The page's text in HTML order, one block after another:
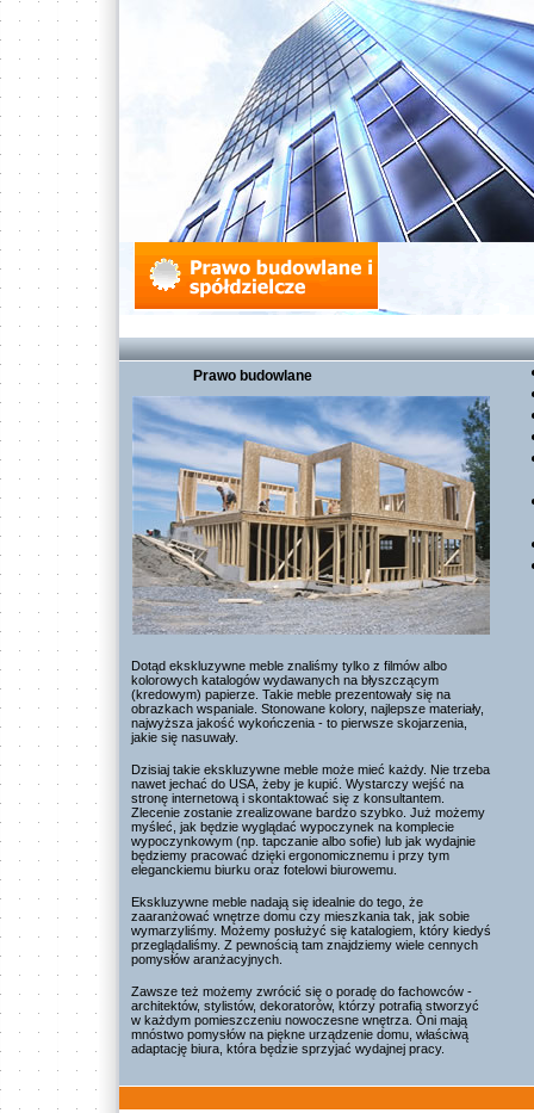
Prawo budowlane
Dotąd ekskluzywne meble znaliśmy tylko z filmów albo
kolorowych katalogów wydawanych na błyszczącym
(kredowym) papierze. Takie meble prezentowały się na
obrazkach wspaniale. Stonowane kolory, najlepsze materiały,
najwyższa jakość wykończenia - to pierwsze skojarzenia,
jakie się nasuwały.
Dzisiaj takie ekskluzywne meble może mieć każdy. Nie trzeba
nawet jechać do USA, żeby je kupić. Wystarczy wejść na
stronę internetową i skontaktować się z konsultantem.
Zlecenie zostanie zrealizowane bardzo szybko. Już możemy
myśleć, jak będzie wyglądać wypoczynek na komplecie
wypoczynkowym (np. tapczanie albo sofie) lub jak wydajnie
będziemy pracować dzięki ergonomicznemu i przy tym
eleganckiemu biurku oraz fotelowi biurowemu.
Ekskluzywne meble nadają się idealnie do tego, że
zaaranżować wnętrze domu czy mieszkania tak, jak sobie
wymarzyliśmy. Możemy posłużyć się katalogiem, który kiedyś
przeglądaliśmy. Z pewnością tam znajdziemy wiele cennych
pomysłów aranżacyjnych.
Zawsze też możemy zwrócić się o poradę do fachowców -
architektów, stylistów, dekoratorów, którzy potrafią stworzyć
w każdym pomieszczeniu nowoczesne wnętrza. Oni mają
mnóstwo pomysłów na piękne urządzenie domu, właściwą
adaptację biura, która będzie sprzyjać wydajnej pracy.